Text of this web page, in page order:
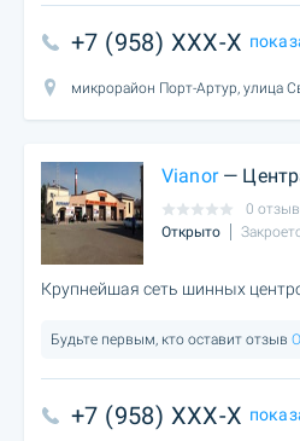
+7 (958) XXX-X
микрорайон Порт-Артур, улица
Vianor—
0
Открыто
Крупнейшая сеть шинных
Будьте первым, кто оставит отзыв
+7 (958) XXX-X